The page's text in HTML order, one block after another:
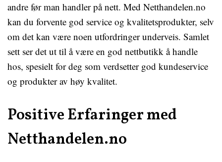
andre før man handler på nett. Med Netthandelen.no
kan du forvente god service og kvalitetsprodukter, selv
om det kan være noen utfordringer underveis. Samlet
sett ser det ut til å være en god nettbutikk å handle
hos, spesielt for deg som verdsetter god kundeservice
og produkter av høy kvalitet.
Positive Erfaringer med
Netthandelen.no